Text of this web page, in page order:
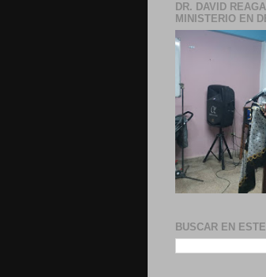
DR. DAVID
MINISTERIO EN
BUSCAR EN